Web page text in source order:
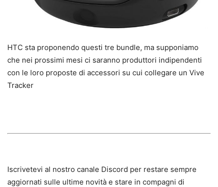
HTC sta proponendo questi tre bundle, ma supponiamo
che nei prossimi mesi ci saranno produttori indipendenti
con le loro proposte di accessori su cui collegare un Vive
Tracker
Iscrivetevi al nostro canale Discord per restare sempre
aggiornati sulle ultime novità e stare in compagni di